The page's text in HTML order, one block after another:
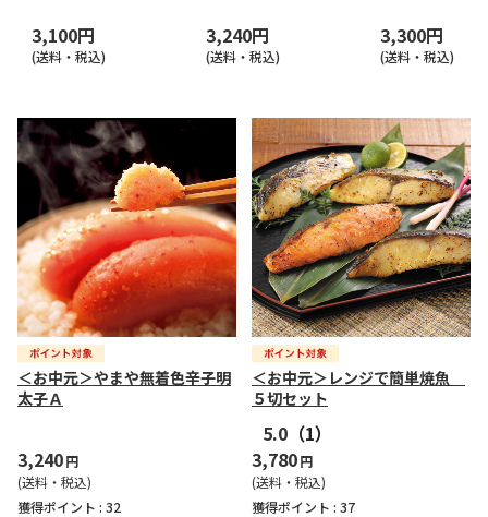
3,100円
(送料・税込)
3,240円
(送料・税込)
3,300円
(送料・税込)
＜お中元＞やまや無着色辛子明
太子Ａ
3,240円
(送料・税込)
獲得ポイント : 32
＜お中元＞レンジで簡単焼魚
５切セット
5.0 （1）
3,780円
(送料・税込)
獲得ポイント : 37